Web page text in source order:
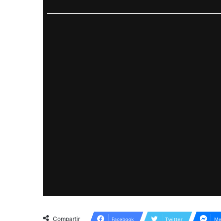
Compartir Facebook Twitter